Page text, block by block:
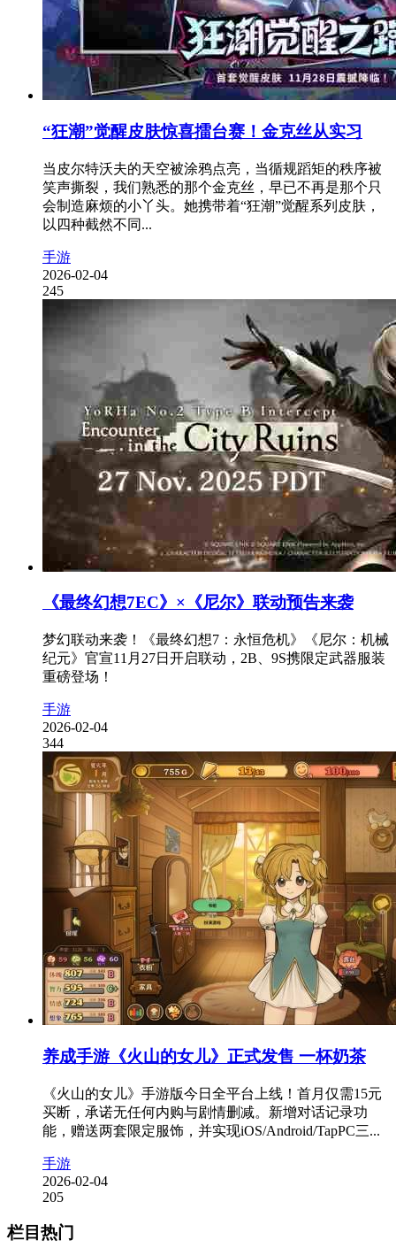
“狂潮”觉醒皮肤惊喜擂台赛！金克丝从实习
当皮尔特沃夫的天空被涂鸦点亮，当循规蹈矩的秩序被
笑声撕裂，我们熟悉的那个金克丝，早已不再是那个只
会制造麻烦的小丫头。她携带着“狂潮”觉醒系列皮肤，
以四种截然不同...
手游
2026-02-04
245
《最终幻想7EC》×《尼尔》联动预告来袭
梦幻联动来袭！《最终幻想7：永恒危机》《尼尔：机械
纪元》官宣11月27日开启联动，2B、9S携限定武器服装
重磅登场！
手游
2026-02-04
344
养成手游《火山的女儿》正式发售 一杯奶茶
《火山的女儿》手游版今日全平台上线！首月仅需15元
买断，承诺无任何内购与剧情删减。新增对话记录功
能，赠送两套限定服饰，并实现iOS/Android/TapPC三...
手游
2026-02-04
205
栏目热门